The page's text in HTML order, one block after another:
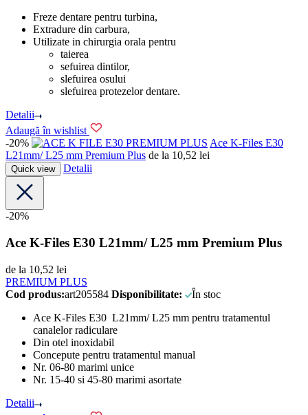
Freze dentare pentru turbina,
Extradure din carbura,
Utilizate in chirurgia orala pentru
taierea
sefuirea dintilor,
slefuirea osului
slefuirea protezelor dentare.
Detalii
Adaugă în wishlist
-20%
PREMIUM PLUS Ace K-Files E30
L21mm/ L25 mm Premium Plus de la 10,52 lei
Quick view Detalii
-20%
Ace K-Files E30 L21mm/ L25 mm Premium Plus
de la 10,52 lei
PREMIUM PLUS
Cod produs:art205584 Disponibilitate:
În stoc
Ace K-Files E30 L21mm/ L25 mm pentru tratamentul
canalelor radiculare
Din otel inoxidabil
Concepute pentru tratamentul manual
Nr. 06-80 marimi unice
Nr. 15-40 si 45-80 marimi asortate
Detalii